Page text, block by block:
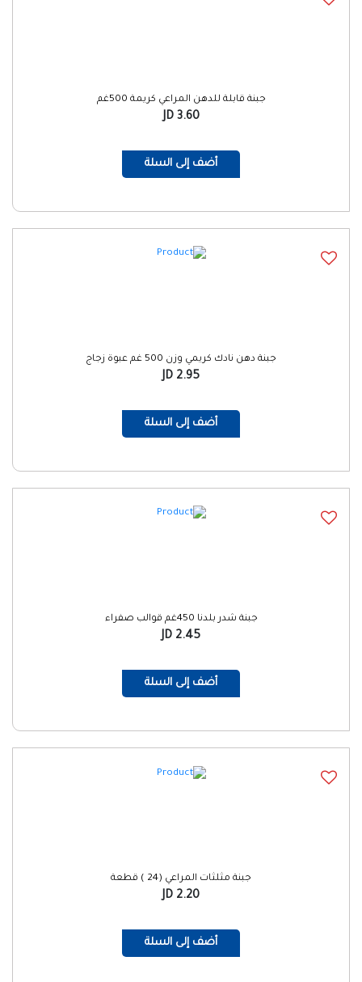
جبنة قابلة للدهن المراعي كريمة 500غم
3.60 JD
أضف إلى السلة
جبنة دهن نادك كريمي وزن 500 غم عبوة زجاج
2.95 JD
أضف إلى السلة
جبنة شدر بلدنا 450غم قوالب صفراء
2.45 JD
أضف إلى السلة
جبنة مثلثات المراعي (24 ) قطعة
2.20 JD
أضف إلى السلة